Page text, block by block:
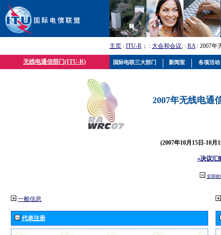
主页 : ITU-R ； : 大会和会议; : RA: 2007年
无线电通信部门(ITU-R)
2007年无线电通
(2007年10月15日-10月
«决议汇
全部收
一般信息
代表注册
国际电联三大部门 新闻室 各项活动